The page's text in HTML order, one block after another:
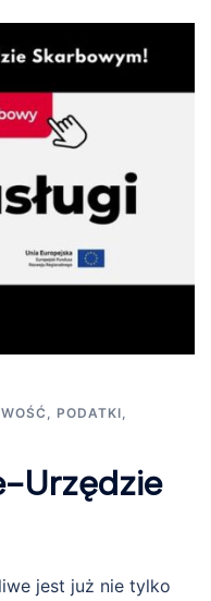
PODATKI
Urzędzie
jest już nie tylko